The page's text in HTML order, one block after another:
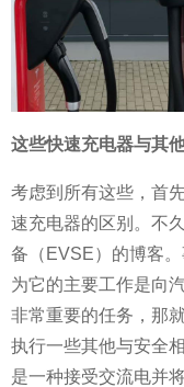
这些快速充电器与其
考虑到所有这些，首
速充电器的区别。不
备（EVSE）的博客
为它的主要工作是向
非常重要的任务，那
执行一些其他与安全
是一种接受交流电并